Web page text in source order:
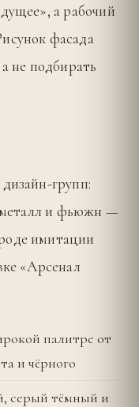
а рабочий
фасада
не подбирать
групп:
металл и фьюжн —
имитации
«Арсенал
палитре от
и чёрного
серый тёмный и